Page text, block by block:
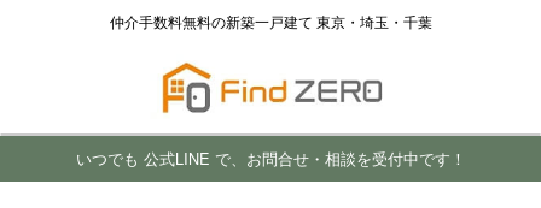
仲介手数料無料の新築一戸建て 東京・埼玉・千葉
いつでも 公式LINE で、お問合せ・相談を受付中です！